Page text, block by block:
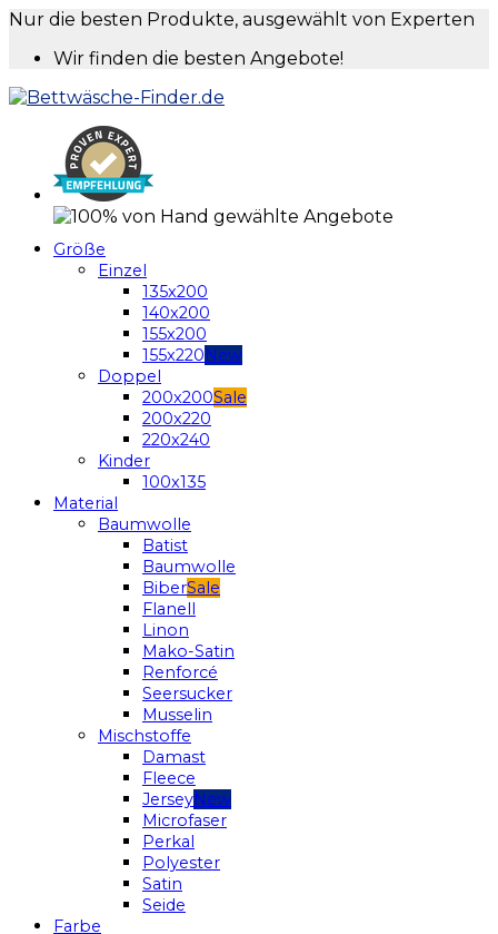
Nur die besten Produkte, ausgewählt von Experten
Wir finden die besten Angebote!
Größe
Einzel
135x200
140x200
155x200
155x220
Doppel
200x200
200x220
220x240
Kinder
100x135
Material
Baumwolle
Batist
Baumwolle
Biber
Flanell
Linon
Mako-Satin
Renforcé
Seersucker
Musselin
Mischstoffe
Damast
Fleece
Jersey
Microfaser
Perkal
Polyester
Satin
Seide
Farbe